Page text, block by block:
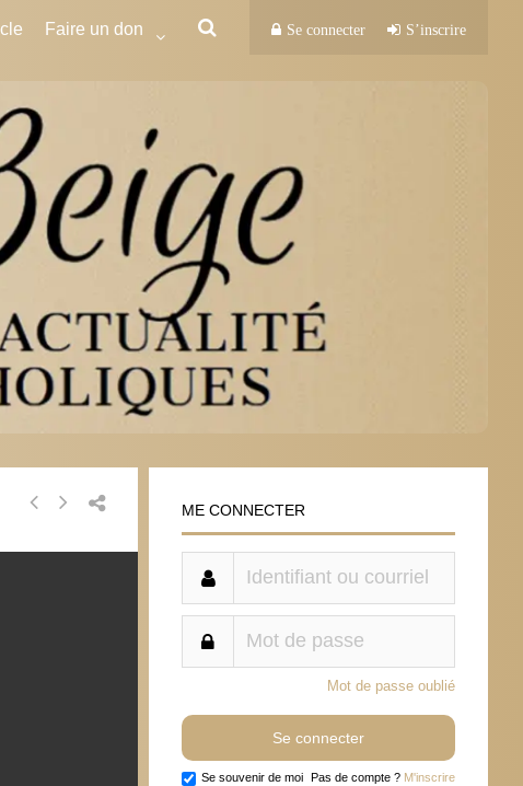
Faire un don Se connecter S’inscrire
ME CONNECTER
Mot de passe oublié
Se souvenir de moi Pas de compte ? M'inscrire